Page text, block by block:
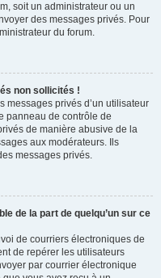
soit un administrateur ou un
des messages privés. Pour
du forum.
non sollicités !
messages privés d’un utilisateur
panneau de contrôle de
de manière abusive de la
aux modérateurs. Ils
messages privés.
de la part de quelqu’un sur ce
de courriers électroniques de
de repérer les utilisateurs
par courrier électronique